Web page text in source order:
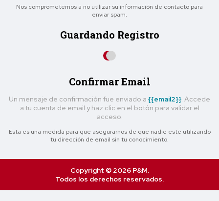
Nos comprometemos a no utilizar su información de contacto para
enviar spam.
Guardando Registro
Confirmar Email
Un mensaje de confirmación fue enviado a {{email2}} . Accede
a tu cuenta de email y haz clic en el botón para validar el
acceso.
Esta es una medida para que asegurarnos de que nadie esté utilizando
tu dirección de email sin tu conocimiento.
Copyright © 2026 P&M.
Todos los derechos reservados.